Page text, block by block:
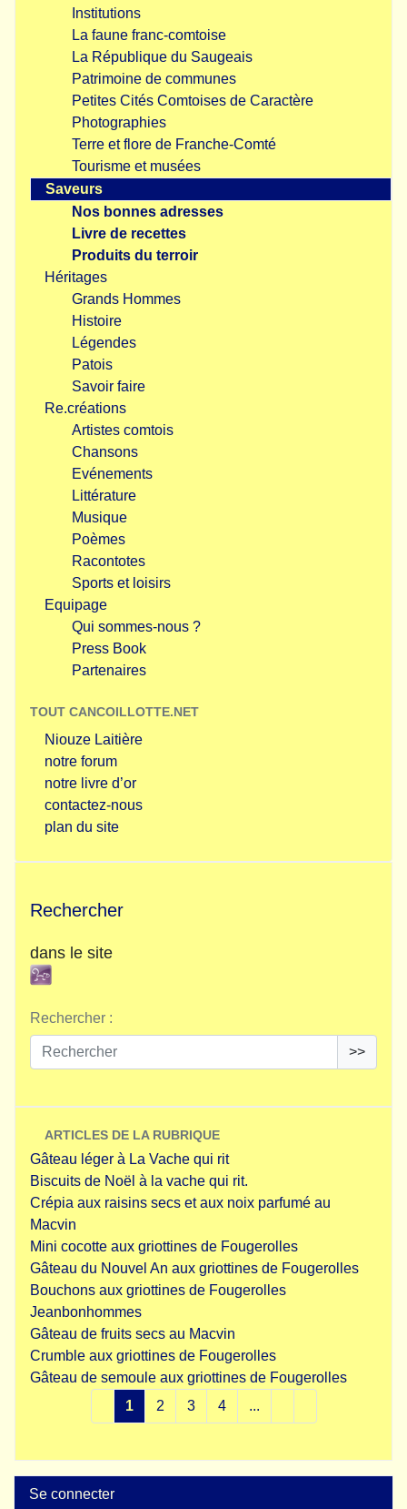
Institutions
La faune franc-comtoise
La République du Saugeais
Patrimoine de communes
Petites Cités Comtoises de Caractère
Photographies
Terre et flore de Franche-Comté
Tourisme et musées
Saveurs
Nos bonnes adresses
Livre de recettes
Produits du terroir
Héritages
Grands Hommes
Histoire
Légendes
Patois
Savoir faire
Re.créations
Artistes comtois
Chansons
Evénements
Littérature
Musique
Poèmes
Racontotes
Sports et loisirs
Equipage
Qui sommes-nous ?
Press Book
Partenaires
TOUT CANCOILLOTTE.NET
Niouze Laitière
notre forum
notre livre d’or
contactez-nous
plan du site
Rechercher
dans le site
Rechercher :
>>
ARTICLES DE LA RUBRIQUE
Gâteau léger à La Vache qui rit
Biscuits de Noël à la vache qui rit.
Crépia aux raisins secs et aux noix parfumé au
Macvin
Mini cocotte aux griottines de Fougerolles
Gâteau du Nouvel An aux griottines de Fougerolles
Bouchons aux griottines de Fougerolles
Jeanbonhommes
Gâteau de fruits secs au Macvin
Crumble aux griottines de Fougerolles
Gâteau de semoule aux griottines de Fougerolles
1
2 3 4 ...
Se connecter